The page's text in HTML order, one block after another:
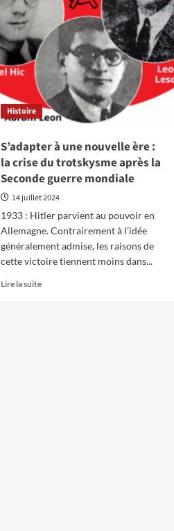
contre
l’épidémie
de
soumission
chimique
de
violence
sexuelle !
Histoire
S’adapter à une nouvelle ère :
la crise du trotskysme après la
Seconde guerre mondiale
14 juillet 2024
1933 : Hitler parvient au pouvoir en
Allemagne. Contrairement à l’idée
généralement admise, les raisons de
cette victoire tiennent moins dans...
Lire la suiteEn